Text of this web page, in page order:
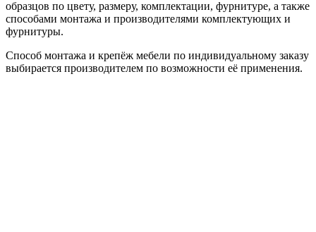
образцов по цвету, размеру, комплектации, фурнитуре, а также
способами монтажа и производителями комплектующих и
фурнитуры.
Способ монтажа и крепёж мебели по индивидуальному заказу
выбирается производителем по возможности её применения.